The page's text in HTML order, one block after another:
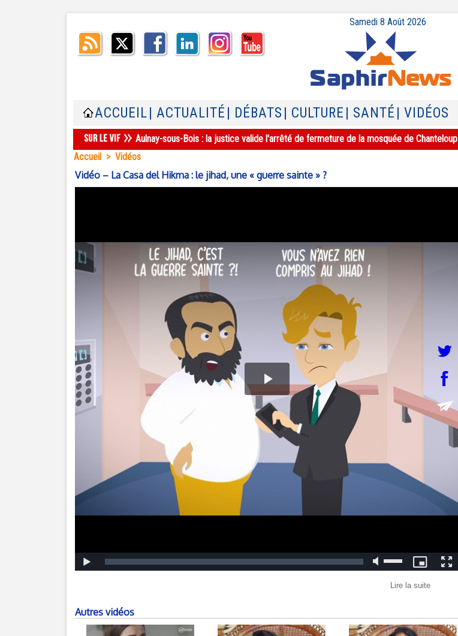
Samedi 8 Août 2026
ACCUEIL | ACTUALITÉ | DÉBATS | CULTURE | SANTÉ | VIDÉOS
Aulnay-sous-Bois : la justice valide l'arrêté de fermeture de la mosquée de Chanteloup
Accueil > Vidéos
Vidéo – La Casa del Hikma : le jihad, une « guerre sainte » ?
Lire la suite
Autres vidéos